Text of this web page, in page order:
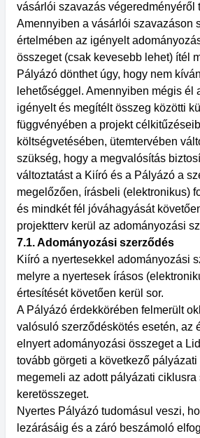
vásárlói szavazás végeredményéről
Amennyiben a vásárlói szavazáson
értelmében az igényelt
összeget (csak kevesebb lehet) ítél
Pályázó dönthet úgy, hogy nem
lehetőséggel. Amennyiben mégis él
igényelt és megítélt összeg közötti
függvényében a projekt
költségvetésében, ütemtervében
szükség, hogy a megvalósítás
változtatást a Kiíró és a Pályázó a
megelőzően, írásbeli (elektronikus)
és mindkét fél jóváhagyását
projektterv kerül az adományozási
7.1. Adományozási szerződés
Kiíró a nyertesekkel adományozási
melyre a nyertesek írásos
értesítését követően kerül sor.
A Pályázó érdekkörében felmerült
valósuló szerződéskötés esetén, az
elnyert adományozási összeget a
tovább görgeti a következő pályázati
megemeli az adott pályázati ciklusra
keretösszeget.
Nyertes Pályázó tudomásul veszi,
lezárásáig és a záró beszámoló